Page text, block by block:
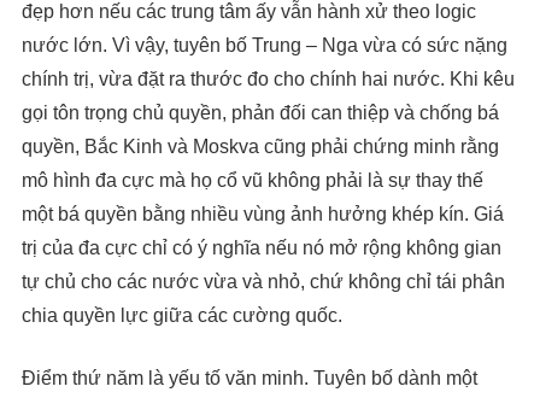
đẹp hơn nếu các trung tâm ấy vẫn hành xử theo logic
nước lớn. Vì vậy, tuyên bố Trung – Nga vừa có sức nặng
chính trị, vừa đặt ra thước đo cho chính hai nước. Khi kêu
gọi tôn trọng chủ quyền, phản đối can thiệp và chống bá
quyền, Bắc Kinh và Moskva cũng phải chứng minh rằng
mô hình đa cực mà họ cổ vũ không phải là sự thay thế
một bá quyền bằng nhiều vùng ảnh hưởng khép kín. Giá
trị của đa cực chỉ có ý nghĩa nếu nó mở rộng không gian
tự chủ cho các nước vừa và nhỏ, chứ không chỉ tái phân
chia quyền lực giữa các cường quốc.
Điểm thứ năm là yếu tố văn minh. Tuyên bố dành một